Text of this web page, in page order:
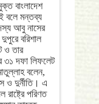
বাংলাদেশ
বলে মন্তব্য
আবু নাসের
বরিশাল
ও তার
৩১ দফা লিফলেট
বলেন,
ও দুর্নীতি। এ
রাষ্ট্রে পরিণত